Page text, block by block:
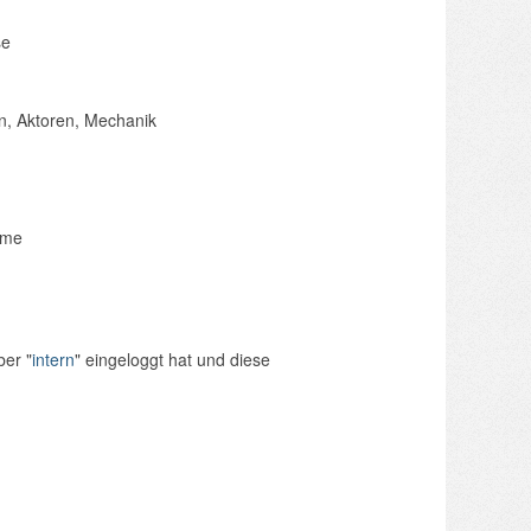
Aktoren, Mechanik
"intern" eingeloggt hat und diese